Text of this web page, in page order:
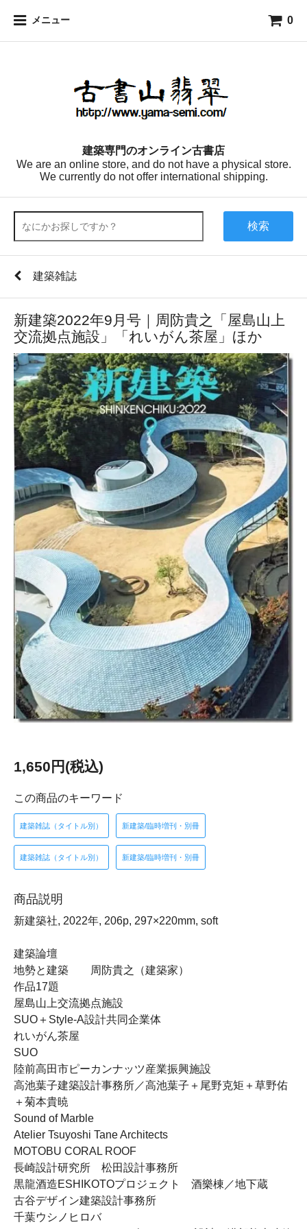
メニュー 0
建築専門のオンライン古書店
We are an online store, and do not have a physical store.
We currently do not offer international shipping.
検索
建築雑誌
新建築2022年9月号｜周防貴之「屋島山上
交流拠点施設」「れいがん茶屋」ほか
1,650円(税込)
この商品のキーワード
建築雑誌（タイトル別） 新建築/臨時増刊・別冊
建築雑誌（タイトル別） 新建築/臨時増刊・別冊
商品説明
新建築社, 2022年, 206p, 297×220mm, soft
建築論壇
地勢と建築 周防貴之（建築家）
作品17題
屋島山上交流拠点施設
SUO＋Style-A設計共同企業体
れいがん茶屋
SUO
陸前高田市ピーカンナッツ産業振興施設
高池葉子建築設計事務所／高池葉子＋尾野克矩＋草野佑
＋菊本貴暁
Sound of Marble
Atelier Tsuyoshi Tane Architects
MOTOBU CORAL ROOF
長崎設計研究所 松田設計事務所
黒龍酒造ESHIKOTOプロジェクト 酒樂棟／地下蔵
古谷デザイン建築設計事務所
千葉ウシノヒロバ